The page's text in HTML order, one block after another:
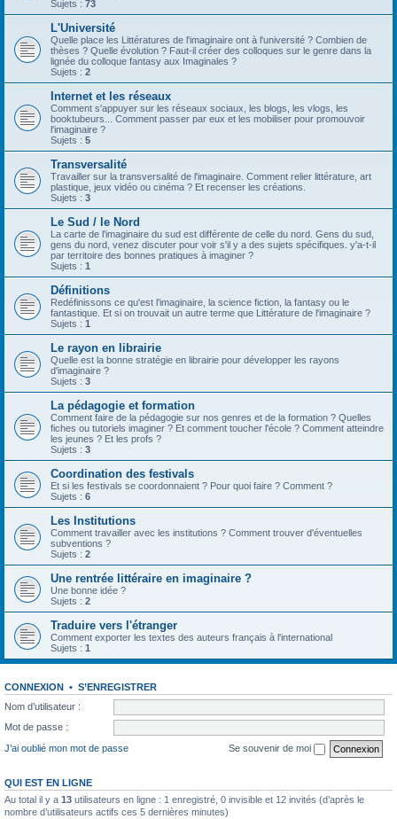
Sujets : 73
L'Université
Quelle place les Littératures de l'imaginaire ont à l'université ? Combien de
thèses ? Quelle évolution ? Faut-il créer des colloques sur le genre dans la
lignée du colloque fantasy aux Imaginales ?
Sujets : 2
Internet et les réseaux
Comment s'appuyer sur les réseaux sociaux, les blogs, les vlogs, les
booktubeurs... Comment passer par eux et les mobiliser pour promouvoir
l'imaginaire ?
Sujets : 5
Transversalité
Travailler sur la transversalité de l'imaginaire. Comment relier littérature, art
plastique, jeux vidéo ou cinéma ? Et recenser les créations.
Sujets : 3
Le Sud / le Nord
La carte de l'imaginaire du sud est différente de celle du nord. Gens du sud,
gens du nord, venez discuter pour voir s'il y a des sujets spécifiques. y'a-t-il
par territoire des bonnes pratiques à imaginer ?
Sujets : 1
Définitions
Redéfinissons ce qu'est l'imaginaire, la science fiction, la fantasy ou le
fantastique. Et si on trouvait un autre terme que Littérature de l'imaginaire ?
Sujets : 1
Le rayon en librairie
Quelle est la bonne stratégie en librairie pour développer les rayons
d'imaginaire ?
Sujets : 3
La pédagogie et formation
Comment faire de la pédagogie sur nos genres et de la formation ? Quelles
fiches ou tutoriels imaginer ? Et comment toucher l'école ? Comment atteindre
les jeunes ? Et les profs ?
Sujets : 3
Coordination des festivals
Et si les festivals se coordonnaient ? Pour quoi faire ? Comment ?
Sujets : 6
Les Institutions
Comment travailler avec les institutions ? Comment trouver d'éventuelles
subventions ?
Sujets : 2
Une rentrée littéraire en imaginaire ?
Une bonne idée ?
Sujets : 2
Traduire vers l'étranger
Comment exporter les textes des auteurs français à l'international
Sujets : 1
CONNEXION • S’ENREGISTRER
Nom d’utilisateur :
Mot de passe :
J’ai oublié mon mot de passe
Se souvenir de moi
QUI EST EN LIGNE
Au total il y a 13 utilisateurs en ligne : 1 enregistré, 0 invisible et 12 invités (d’après le
nombre d’utilisateurs actifs ces 5 dernières minutes)